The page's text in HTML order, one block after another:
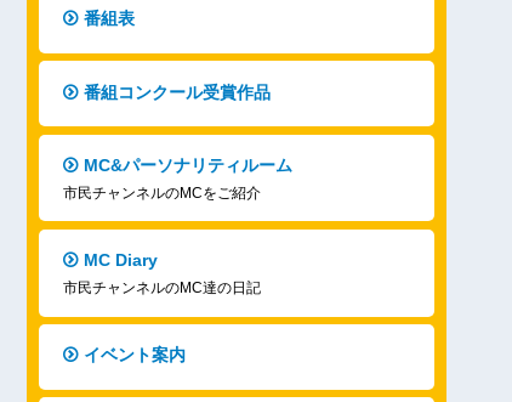
番組表
番組コンクール受賞作品
MC&パーソナリティルーム
市民チャンネルのMCをご紹介
MC Diary
市民チャンネルのMC達の日記
イベント案内